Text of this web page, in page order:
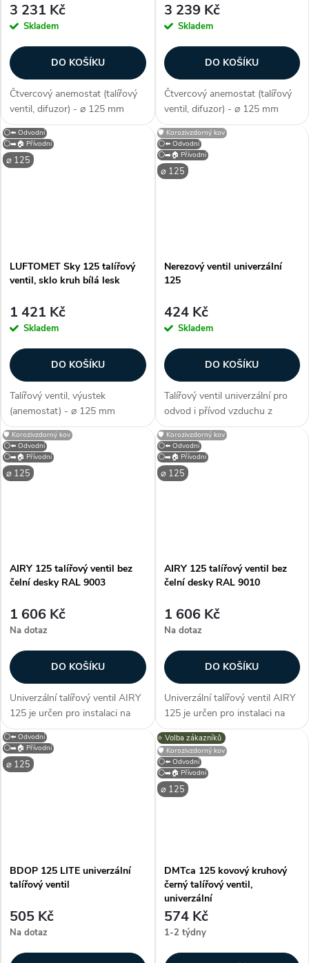
3 231 Kč
Skladem
DO KOŠÍKU
Čtvercový anemostat (talířový
ventil, difuzor) - ⌀ 125 mm
(průměr), barva bílá (jako
RAL9003), vhodný do
kazetových stropů, univerzální
(pro přívod i odvod), materiál...
3 239 Kč
Skladem
DO KOŠÍKU
Čtvercový anemostat (talířový
ventil, difuzor) - ⌀ 125 mm
(průměr), barva bílá (jako
RAL9010), vhodný do
kazetových stropů, univerzální
(pro přívod i odvod), materiál...
⌀ 125
⚪⬅️ Odvodní
⚪➡️🏠 Přívodní
LUFTOMET Sky 125 talířový
ventil, sklo kruh bílá lesk
1 421 Kč
Skladem
DO KOŠÍKU
Talířový ventil, výustek
(anemostat) - ⌀ 125 mm
(průměr potrubí), těsnost třídy
D (ČSN EN 15727), pro přívod i
odvod, zděř s těsnícím
kroužkem, designové
⌀ 125
⚪⬅️ Odvodní
⚪➡️🏠 Přívodní
🛡️ Korozivzdorný kov
Nerezový ventil univerzální
125
424 Kč
Skladem
DO KOŠÍKU
Talířový ventil univerzální pro
odvod i přívod vzduchu z
nerezové oceli. Kartáčovaný
matný povrch. Montážní
kroužek (zděř) je součástí
balení. Lze použít i přímo do...
⌀ 125
⚪⬅️ Odvodní
⚪➡️🏠 Přívodní
🛡️ Korozivzdorný kov
AIRY 125 talířový ventil bez
čelní desky RAL 9003
1 606 Kč
Na dotaz
DO KOŠÍKU
Univerzální talířový ventil AIRY
125 je určen pro instalaci na
zeď nebo do stropu. Difuzory
AIRY jsou vhodné pro přívod i
odvod vzduchu. Jeho
inteligentní funkce Smart...
⌀ 125
⚪⬅️ Odvodní
⚪➡️🏠 Přívodní
🛡️ Korozivzdorný kov
AIRY 125 talířový ventil bez
čelní desky RAL 9010
1 606 Kč
Na dotaz
DO KOŠÍKU
Univerzální talířový ventil AIRY
125 je určen pro instalaci na
zeď nebo do stropu. Difuzory
AIRY jsou vhodné pro přívod i
odvod vzduchu. Jeho
inteligentní funkce Smart...
⌀ 125
⚪⬅️ Odvodní
⚪➡️🏠 Přívodní
BDOP 125 LITE univerzální
talířový ventil
505 Kč
Na dotaz
⌀ 125
⭐️ Volba zákazníků
⚪⬅️ Odvodní
⚪➡️🏠 Přívodní
🛡️ Korozivzdorný kov
DMTca 125 kovový kruhový
černý talířový ventil,
univerzální
574 Kč
1-2 týdny